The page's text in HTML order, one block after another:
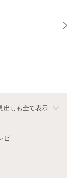
出しも全て表示
ピ